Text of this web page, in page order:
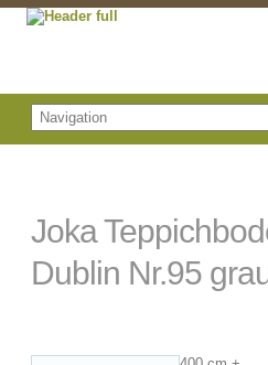
Joka
Dublin Nr.95